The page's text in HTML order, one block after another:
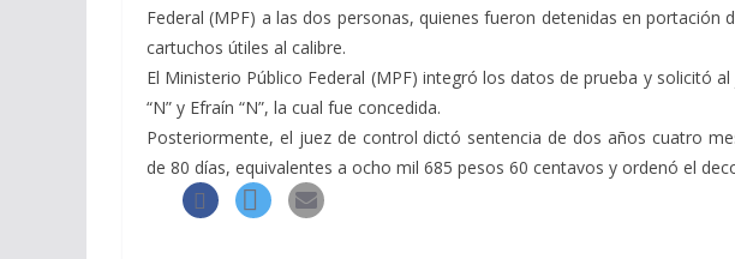
Federal (MPF) a las dos personas, quienes fueron detenidas en
cartuchos útiles al calibre.
El Ministerio Público Federal (MPF) integró los datos de prueba y solicitó
“N” y Efraín “N”, la cual fue concedida.
Posteriormente, el juez de control dictó sentencia de dos años cuatro
de 80 días, equivalentes a ocho mil 685 pesos 60 centavos y ordenó el